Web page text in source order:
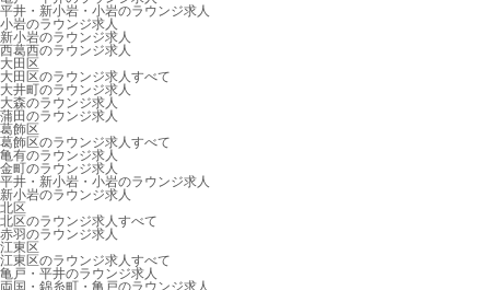
平井・新小岩・小岩のラウンジ求人
小岩のラウンジ求人
新小岩のラウンジ求人
西葛西のラウンジ求人
大田区
大田区のラウンジ求人すべて
大井町のラウンジ求人
大森のラウンジ求人
蒲田のラウンジ求人
葛飾区
葛飾区のラウンジ求人すべて
亀有のラウンジ求人
金町のラウンジ求人
平井・新小岩・小岩のラウンジ求人
新小岩のラウンジ求人
北区
北区のラウンジ求人すべて
赤羽のラウンジ求人
江東区
江東区のラウンジ求人すべて
亀戸・平井のラウンジ求人
両国・錦糸町・亀戸のラウンジ求人